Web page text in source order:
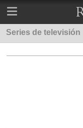
Series de televisión